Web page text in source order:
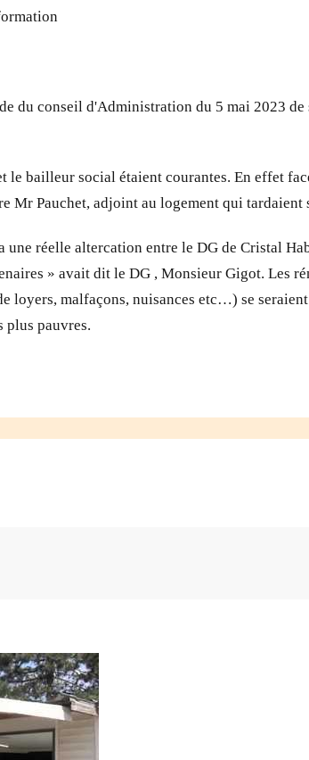
du conseil d'Administration du 5 mai 2023
bailleur social étaient courantes. En effet
Mr Pauchet, adjoint au logement qui
réelle altercation entre le DG de Cristal
» avait dit le DG , Monsieur Gigot. Les
loyers, malfaçons, nuisances etc…) se
plus pauvres.